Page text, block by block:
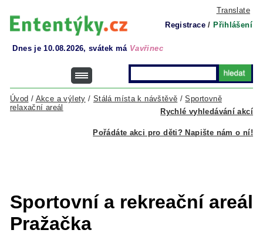
Translate
Registrace / Přihlášení
Dnes je 10.08.2026, svátek má Vavřinec
Rychlé vyhledávání akcí
Úvod / Akce a výlety / Stálá místa k návštěvě /Sportovně
relaxační areál
Pořádáte akci pro děti? Napište nám o ní!
Sportovní a rekreační areál
Pražačka